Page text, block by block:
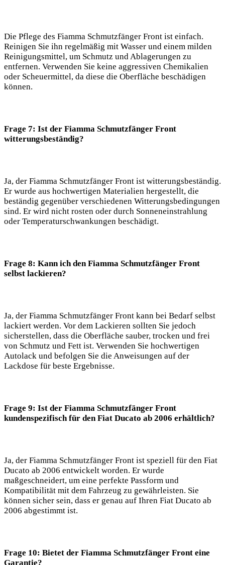
Die Pflege des Fiamma Schmutzfänger Front ist einfach.
Reinigen Sie ihn regelmäßig mit Wasser und einem milden
Reinigungsmittel, um Schmutz und Ablagerungen zu
entfernen. Verwenden Sie keine aggressiven Chemikalien
oder Scheuermittel, da diese die Oberfläche beschädigen
können.
Frage 7: Ist der Fiamma Schmutzfänger Front
witterungsbeständig?
Ja, der Fiamma Schmutzfänger Front ist witterungsbeständig.
Er wurde aus hochwertigen Materialien hergestellt, die
beständig gegenüber verschiedenen Witterungsbedingungen
sind. Er wird nicht rosten oder durch Sonneneinstrahlung
oder Temperaturschwankungen beschädigt.
Frage 8: Kann ich den Fiamma Schmutzfänger Front
selbst lackieren?
Ja, der Fiamma Schmutzfänger Front kann bei Bedarf selbst
lackiert werden. Vor dem Lackieren sollten Sie jedoch
sicherstellen, dass die Oberfläche sauber, trocken und frei
von Schmutz und Fett ist. Verwenden Sie hochwertigen
Autolack und befolgen Sie die Anweisungen auf der
Lackdose für beste Ergebnisse.
Frage 9: Ist der Fiamma Schmutzfänger Front
kundenspezifisch für den Fiat Ducato ab 2006 erhältlich?
Ja, der Fiamma Schmutzfänger Front ist speziell für den Fiat
Ducato ab 2006 entwickelt worden. Er wurde
maßgeschneidert, um eine perfekte Passform und
Kompatibilität mit dem Fahrzeug zu gewährleisten. Sie
können sicher sein, dass er genau auf Ihren Fiat Ducato ab
2006 abgestimmt ist.
Frage 10: Bietet der Fiamma Schmutzfänger Front eine
Garantie?